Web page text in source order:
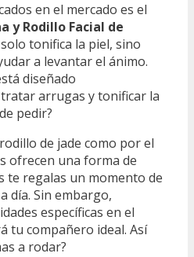
en el mercado es el
y Rodillo Facial de
tonifica la piel, sino
a levantar el ánimo.
diseñado
arrugas y tonificar la
pedir?
de jade como por el
ofrecen una forma de
te regalas un momento de
día. Sin embargo,
específicas en el
tu compañero ideal. Así
a rodar?